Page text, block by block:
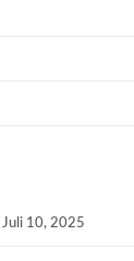
Juli 10, 2025